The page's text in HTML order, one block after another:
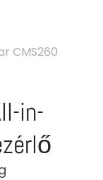
CMS260
in-